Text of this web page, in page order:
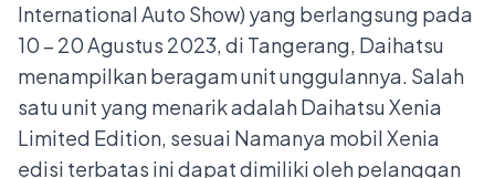
International Auto Show) yang berlangsung pada
10 – 20 Agustus 2023, di Tangerang, Daihatsu
menampilkan beragam unit unggulannya. Salah
satu unit yang menarik adalah Daihatsu Xenia
Limited Edition, sesuai Namanya mobil Xenia
edisi terbatas ini dapat dimiliki oleh pelanggan